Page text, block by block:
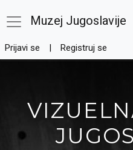
Muzej Jugoslavije
Prijavi se Registruj se